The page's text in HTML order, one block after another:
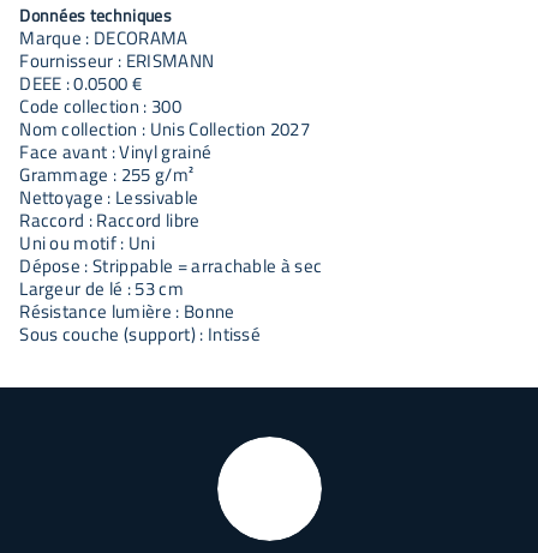
Données techniques
Marque : DECORAMA
Fournisseur : ERISMANN
DEEE : 0.0500 €
Code collection : 300
Nom collection : Unis Collection 2027
Face avant : Vinyl grainé
Grammage : 255 g/m²
Nettoyage : Lessivable
Raccord : Raccord libre
Uni ou motif : Uni
Dépose : Strippable = arrachable à sec
Largeur de lé : 53 cm
Résistance lumière : Bonne
Sous couche (support) : Intissé